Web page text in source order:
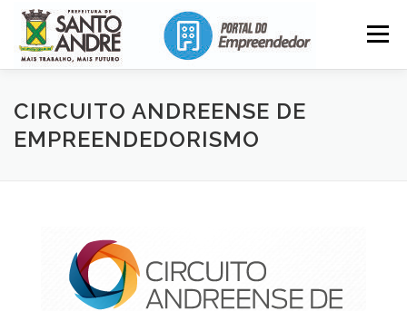
Menu
APOIO FORMALIZE INVISTA AQUI
CIRCUITO ANDREENSE DE
EMPREENDEDORISMO